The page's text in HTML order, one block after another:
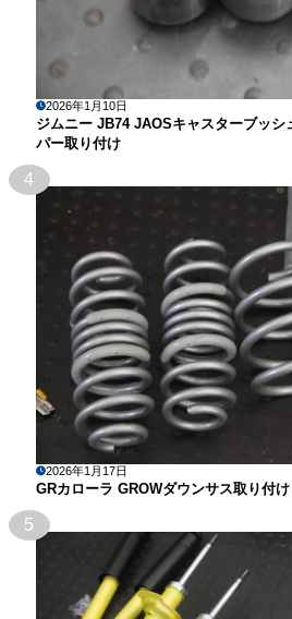
2026年1月10日
ジムニー JB74 JAOSキャスターブッシ
パー取り付け
4
2026年1月17日
GRカローラ GROWダウンサス取り付
5